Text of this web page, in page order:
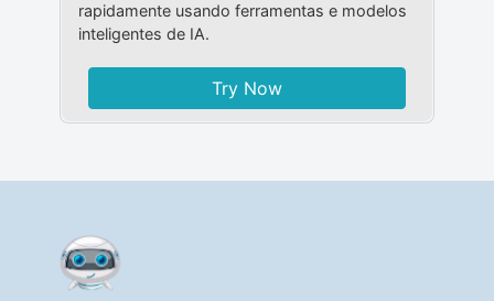
rapidamente usando ferramentas e modelos
inteligentes de IA.
Try Now